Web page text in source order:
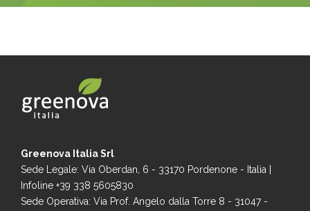
Greenova Italia Srl
Sede Legale: Via Oberdan, 6 - 33170 Pordenone - Italia |
Infoline +39 338 5605830
Sede Operativa: Via Prof. Angelo dalla Torre 8 - 31047 -